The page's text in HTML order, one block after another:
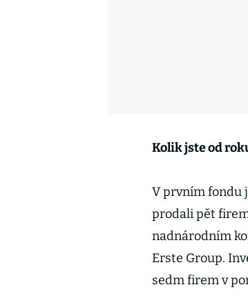
Kolik jste od
V prvním fondu
prodali pět
nadnárodním
Erste Group.
sedm firem v